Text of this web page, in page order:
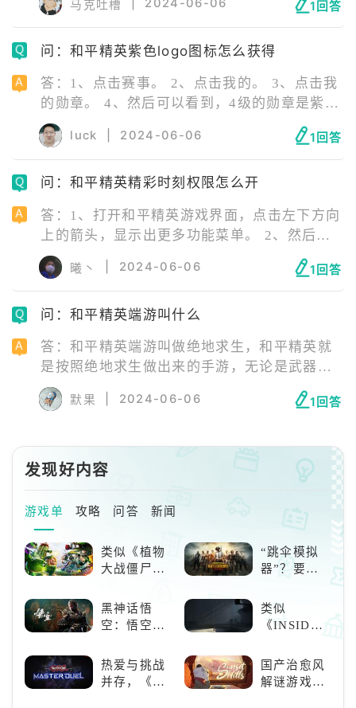
作室群自研打造的反恐军事竞赛体验类型国产
手游，该作于2019年5月8日正式公测。 《和平
精英》采用虚幻4引擎研发，致力于从画面、地
家全方位打造出极具真实感的军事竞赛体验。
马克吐槽 2024-06-06 1回答
问：和平精英紫色logo图标怎么获得
答：1、点击赛事。 2、点击我的。 3、点击我
的勋章。 4、然后可以看到，4级的勋章是紫色
的并且能在出生岛展示，达成条件：战队贡献
值达到800。 5、战队贡献值只需要在赛事直播
间，消耗精英币为战队助威送礼，就可以累积
对应战队勋章贡献值。
luck 2024-06-06 1回答
问：和平精英精彩时刻权限怎么开
答：1、打开和平精英游戏界面，点击左下方向
上的箭头，显示出更多功能菜单。 2、然后点
击进入设置界面。 3、然后点击右侧栏中的
【录像设置】，然后就将【精彩时刻】按钮打
开即可。
曦丶 2024-06-06 1回答
问：和平精英端游叫什么
答：和平精英端游叫做绝地求生，和平精英就
是按照绝地求生做出来的手游，无论是武器装
备或者是配件什么的都是一模一样做出来的，
如果想玩PC端那就是绝地求生。
默果 2024-06-06 1回答
发现好内容
游戏单 攻略 问答 新闻
类似《植物
大战僵尸》
游戏，休闲
娱乐尽在手
“跳伞模拟
器”？要
“刚”？
黑神话悟
空：悟空携
来，游戏界
的东方巨
类似
《INSIDE》
戏！快动起
你的小脑筋
热爱与挑战
并存，《游
国产治愈风
解谜游戏